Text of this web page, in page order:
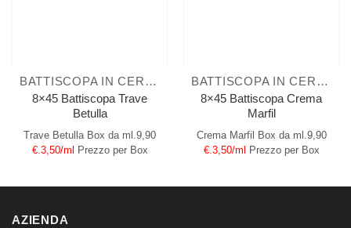
BATTISCOPA IN CERAMICA
8×45 Battiscopa Trave
Betulla
Trave Betulla Box da ml.9,90
€.3,50/ml Prezzo per Box
BATTISCOPA IN CERAMICA
8×45 Battiscopa Crema
Marfil
Crema Marfil Box da ml.9,90
€.3,50/ml Prezzo per Box
AZIENDA